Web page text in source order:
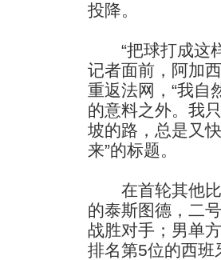
投降。
“把球打成这样
记者面前，阿加
重返法网，“我自
的意料之外。我
坡的路，总是又
来”的标题。
在首轮其他比
的泰斯图德，二
战胜对手；男单
排名第5位的西班